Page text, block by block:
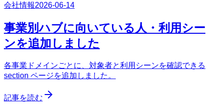
会社情報2026-06-14
事業別ハブに向いている人・利用シー
ンを追加しました
各事業ドメインごとに、対象者と利用シーンを確認できる
section ページを追加しました。
記事を読む